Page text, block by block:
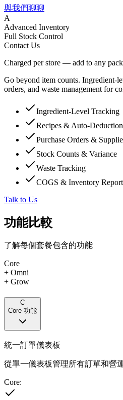
與我們聊聊
A
Advanced Inventory
Full Stock Control
Contact Us
Charged per store — add to any
Go beyond item counts. Ingredient-
orders, and waste management for
Ingredient-Level Tracking
Recipes & Auto-Deduction
Purchase Orders &
Stock Counts & Variance
Waste Tracking
COGS & Inventory
Talk to Us
功能比較
了解每個套餐包含的功能
Core
+ Omni
+ Grow
C
Core 功能
統一訂單儀表板
從單一儀表板管理所有訂單和營運
Core: